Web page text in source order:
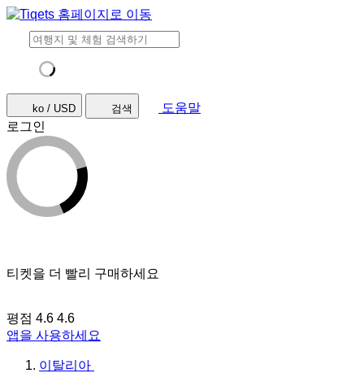
ko / USD 검색
도움말
로그인
티켓을 더 빨리 구매하세요
평점 4.6 4.6
앱을 사용하세요
이탈리아